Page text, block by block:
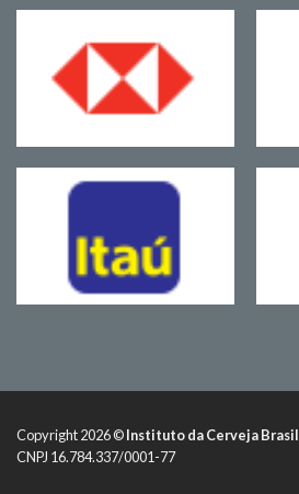
Copyright 2026 ©Instituto da Cerveja Brasil
CNPJ 16.784.337/0001-77